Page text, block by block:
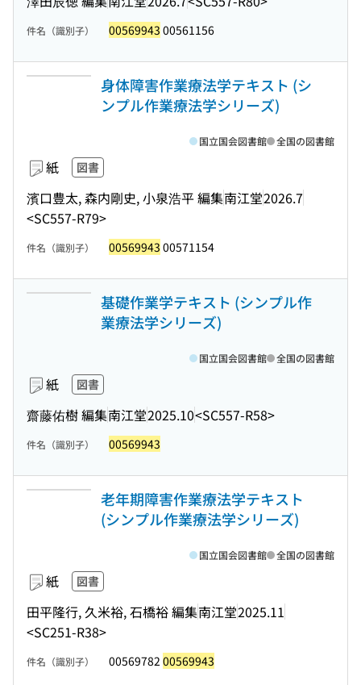
件名（識別子） 00569943 00561156
身体障害作業療法学テキスト (シ
ンプル作業療法学シリーズ)
紙 図書
濱口豊太, 森内剛史, 小泉浩平 編集南江堂2026.7
<SC557-R79>
国立国会図書館 全国の図書館
件名（識別子） 00569943 00571154
基礎作業学テキスト (シンプル作
業療法学シリーズ)
紙 図書
齋藤佑樹 編集南江堂2025.10<SC557-R58>
国立国会図書館 全国の図書館
件名（識別子） 00569943
老年期障害作業療法学テキスト
(シンプル作業療法学シリーズ)
紙 図書
田平隆行, 久米裕, 石橋裕 編集南江堂2025.11
<SC251-R38>
国立国会図書館 全国の図書館
件名（識別子） 00569782 00569943